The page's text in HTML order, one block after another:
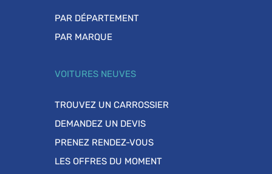
PAR DÉPARTEMENT
PAR MARQUE
VOITURES NEUVES
TROUVEZ UN CARROSSIER
DEMANDEZ UN DEVIS
PRENEZ RENDEZ-VOUS
LES OFFRES DU MOMENT